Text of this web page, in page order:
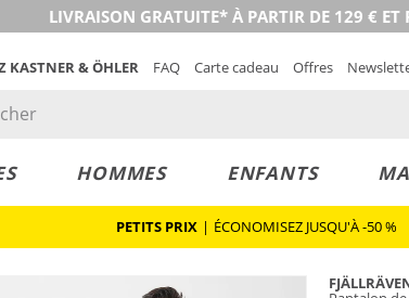
LIVRAISON GRATUITE* À PARTIR DE 129 € ET
KASTNER & ÖHLER FAQ Carte cadeau Offres
HOMMES ENFANTS
PETITS PRIX | ÉCONOMISEZ JUSQU'À -50 %